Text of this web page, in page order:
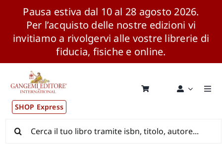
Pausa estiva dal 10 al 28 agosto 2026.
Per l’acquisto delle nostre edizioni vi
invitiamo a rivolgervi alle vostre librerie di
fiducia, fisiche e online.
contenuto
SHOP Express
Pubblicazioni
per: